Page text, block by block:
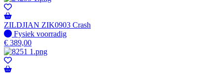
ZILDJIAN ZIK0903 Crash
Fysiek voorradig
Fysiek voorradig
€ 389,00